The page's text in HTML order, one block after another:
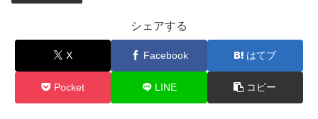
シェアする
X Facebook はてブ
Pocket LINE コピー